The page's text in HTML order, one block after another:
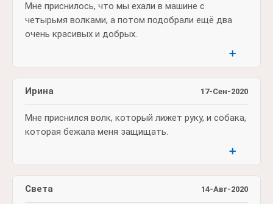
Мне приснилось, что мы ехали в машине с
четырьмя волками, а потом подобрали ещё два
очень красивых и добрых.
➕
17-Сен-2020
Ирина
Мне приснился волк, который лижет руку, и собака,
которая бежала меня защищать.
➕
14-Авг-2020
Света